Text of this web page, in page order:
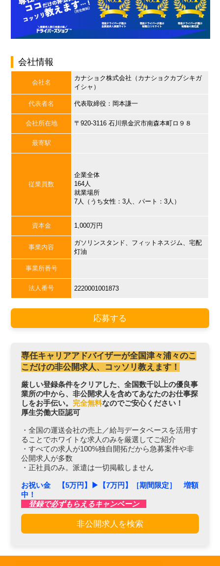
会社情報
会社名
カナショク株式会社（カナショクカブシキガ
イシャ）
代表者名 代表取締役：岡本謙一
会社所在地 〒920-3116 石川県金沢市南森本町ロ９８
最寄駅
従業員数
企業全体
164人
就業場所
7人（うち女性：3人、パート：3人）
資本金 1,000万円
事業内容
ガソリンスタンド、フィットネスジム、宅配
灯油
事業所番号
法人番号 2220001001873
応募する
専任キャリアアドバイザーが全国津々浦々のこ
こだけの非公開求人、コッソリ教えます！
厳しい登録条件をクリアした、全国数千以上の優良事
業所の中から、非公開求人を含めてあなたのお仕事探
しをお手伝い。 完全無料なのでご安心ください！
厚生労働大臣認可
・全国の運送会社の売上／給与データベースを活用す
ることでホワイトな求人のみを厳選してご紹介
・すべての求人が100%独自開拓だから急募案件や非
公開求人が多数
・正社員のみ。派遣は一切掲載しません
お祝い金 【5万円】▶︎【7万円】［期間限定］ 増額
中！
登録で必ずもらえるキャンペーン
非公開求人を検索